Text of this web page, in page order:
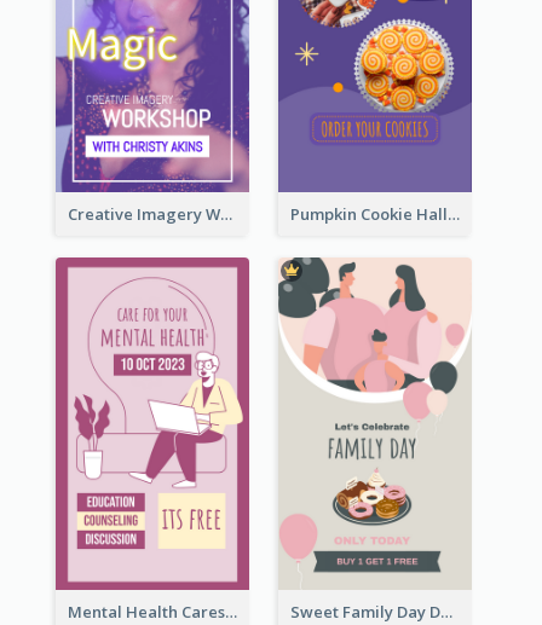
Creative Imagery Workshop Instagram Stories Pumpkin Cookie Halloween Promote Instagram Story
Mental Health Caresses Instagram Story Sweet Family Day Dessert Offer Instagram Story